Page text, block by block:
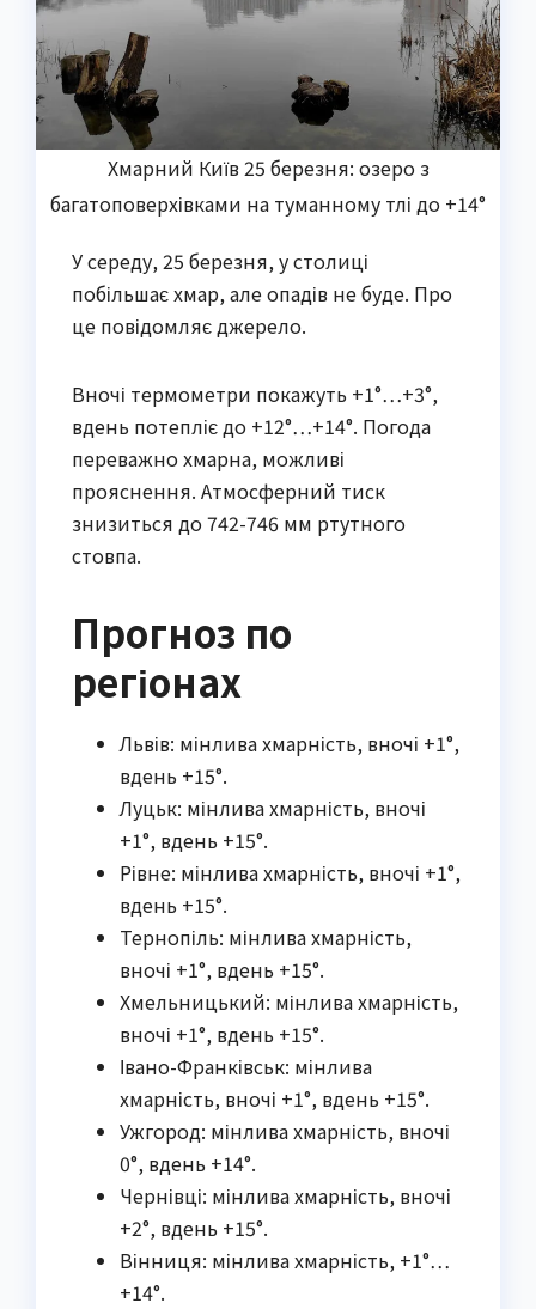
Хмарний Київ 25 березня: озеро з
багатоповерхівками на туманному тлі до +14°
У середу, 25 березня, у столиці
побільшає хмар, але опадів не буде. Про
це повідомляє джерело.
Вночі термометри покажуть +1°…+3°,
вдень потепліє до +12°…+14°. Погода
переважно хмарна, можливі
прояснення. Атмосферний тиск
знизиться до 742-746 мм ртутного
стовпа.
Прогноз по
регіонах
Львів: мінлива хмарність, вночі +1°,
вдень +15°.
Луцьк: мінлива хмарність, вночі
+1°, вдень +15°.
Рівне: мінлива хмарність, вночі +1°,
вдень +15°.
Тернопіль: мінлива хмарність,
вночі +1°, вдень +15°.
Хмельницький: мінлива хмарність,
вночі +1°, вдень +15°.
Івано-Франківськ: мінлива
хмарність, вночі +1°, вдень +15°.
Ужгород: мінлива хмарність, вночі
0°, вдень +14°.
Чернівці: мінлива хмарність, вночі
+2°, вдень +15°.
Вінниця: мінлива хмарність, +1°…
+14°.